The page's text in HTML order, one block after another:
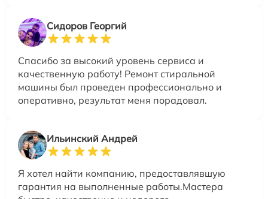
Сидоров Георгий
Спасибо за высокий уровень сервиса и
качественную работу! Ремонт стиральной
машины был проведен профессионально и
оперативно, результат меня порадовал.
Ильинский Андрей
Я хотел найти компанию, предоставлявшую
гарантия на выполненные работы.Мастера